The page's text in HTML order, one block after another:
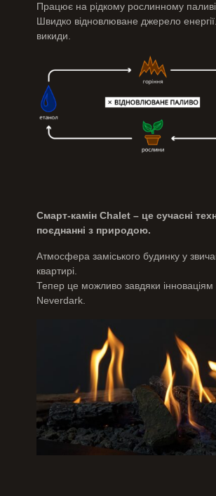
Працює на рідкому рослинному паливі.
Швидко відновлюване джерело
викиди.
Смарт-камін Chalet – це сучасні
поєднанні з природою.
Атмосфера заміського будинку у
квартирі.
Тепер це можливо завдяки інноваціям
Neverdark.